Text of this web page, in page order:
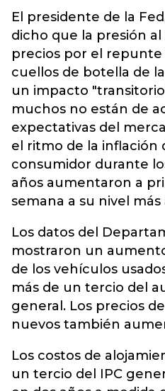
El presidente de la
dicho que la presión al
precios por el repunte
cuellos de botella de
un impacto
muchos no están de
expectativas del
el ritmo de la inflación
consumidor durante
años aumentaron a
semana a su nivel
Los datos del
mostraron un
de los vehículos
más de un tercio del
general. Los precios
nuevos también
Los costos de
un tercio del IPC